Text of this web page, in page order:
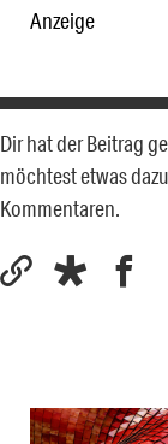
Anzeige
Dir hat der Beitrag
möchtest etwas
Kommentaren.